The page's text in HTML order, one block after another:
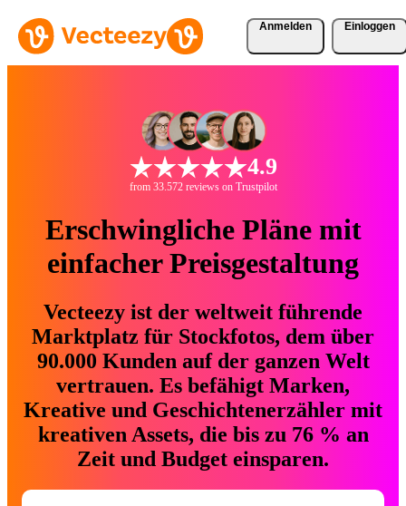
Anmelden Einloggen
4.9
from 33.572 reviews on Trustpilot
Erschwingliche Pläne mit
einfacher Preisgestaltung
Vecteezy ist der weltweit führende
Marktplatz für Stockfotos, dem über
90.000 Kunden auf der ganzen Welt
vertrauen. Es befähigt Marken,
Kreative und Geschichtenerzähler mit
kreativen Assets, die bis zu 76 % an
Zeit und Budget einsparen.